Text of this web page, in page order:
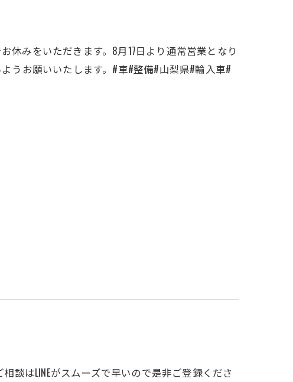
休みをいただきます。8月17日より通常営業となり
うお願いいたします。#車#整備#山梨県#輸入車#
談はLINEがスムーズで早いので是非ご登録くださ